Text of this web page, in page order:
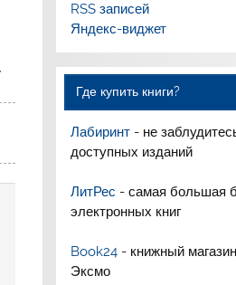
RSS записей
Яндекс-виджет
Где купить книги?
Лабиринт- не
доступных изданий
ЛитРес - самая большая
электронных книг
Book24- книжный
Эксмо